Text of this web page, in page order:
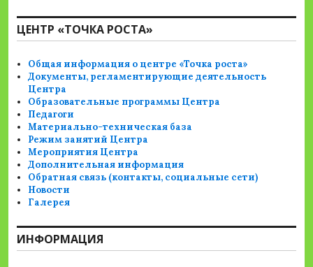
ЦЕНТР «ТОЧКА РОСТА»
Общая информация о центре «Точка роста»
Документы, регламентирующие деятельность
Центра
Образовательные программы Центра
Педагоги
Материально-техническая база
Режим занятий Центра
Мероприятия Центра
Дополнительная информация
Обратная связь (контакты, социальные сети)
Новости
Галерея
ИНФОРМАЦИЯ